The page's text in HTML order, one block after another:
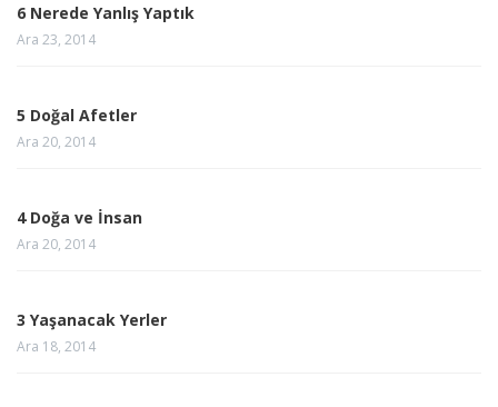
6 Nerede Yanlış Yaptık
Ara 23, 2014
5 Doğal Afetler
Ara 20, 2014
4 Doğa ve İnsan
Ara 20, 2014
3 Yaşanacak Yerler
Ara 18, 2014